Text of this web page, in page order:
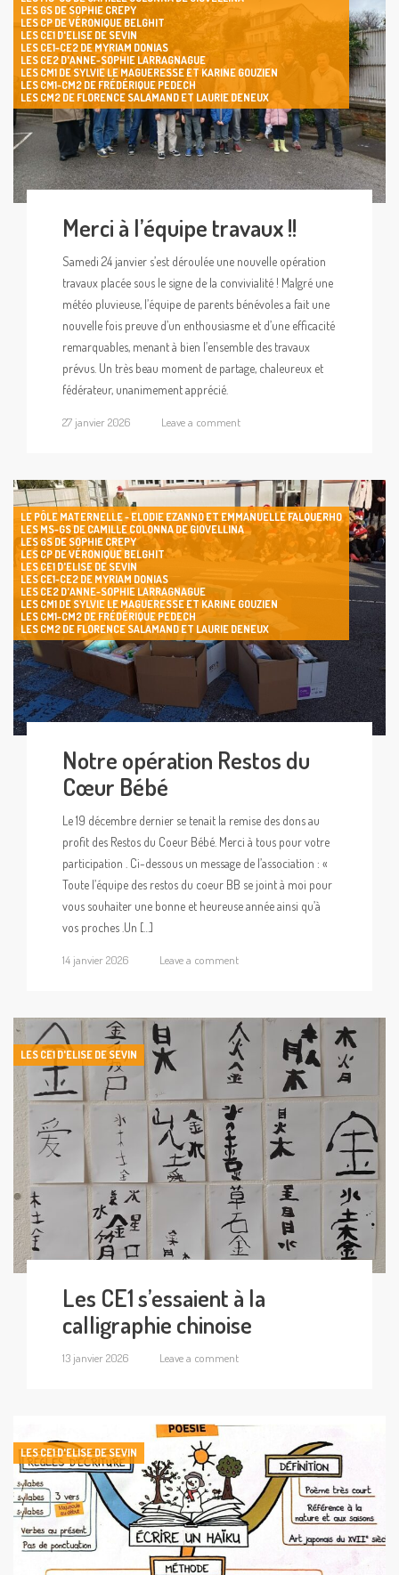
LES GS DE SOPHIE CREPY
LES CP DE VÉRONIQUE BELGHIT
LES CE1 D'ELISE DE SEVIN
LES CE1-CE2 DE MYRIAM DONIAS
LES CE2 D'ANNE-SOPHIE LARRAGNAGUE
LES CM1 DE SYLVIE LE MAGUERESSE ET KARINE GOUZIEN
LES CM1-CM2 DE FRÉDÉRIQUE PEDECH
LES CM2 DE FLORENCE SALAMAND ET LAURIE DENEUX
Merci à l’équipe travaux !!
Samedi 24 janvier s’est déroulée une nouvelle opération
travaux placée sous le signe de la convivialité ! Malgré une
météo pluvieuse, l’équipe de parents bénévoles a fait une
nouvelle fois preuve d’un enthousiasme et d’une efficacité
remarquables, menant à bien l’ensemble des travaux
prévus. Un très beau moment de partage, chaleureux et
fédérateur, unanimement apprécié.
27 janvier 2026 Leave a comment
LE PÔLE MATERNELLE - ELODIE EZANNO ET EMMANUELLE FALQUERHO
LES MS-GS DE CAMILLE COLONNA DE GIOVELLINA
LES GS DE SOPHIE CREPY
LES CP DE VÉRONIQUE BELGHIT
LES CE1 D'ELISE DE SEVIN
LES CE1-CE2 DE MYRIAM DONIAS
LES CE2 D'ANNE-SOPHIE LARRAGNAGUE
LES CM1 DE SYLVIE LE MAGUERESSE ET KARINE GOUZIEN
LES CM1-CM2 DE FRÉDÉRIQUE PEDECH
LES CM2 DE FLORENCE SALAMAND ET LAURIE DENEUX
Notre opération Restos du
Cœur Bébé
Le 19 décembre dernier se tenait la remise des dons au
profit des Restos du Coeur Bébé. Merci à tous pour votre
participation . Ci-dessous un message de l’association : «
Toute l’équipe des restos du coeur BB se joint à moi pour
vous souhaiter une bonne et heureuse année ainsi qu’à
vos proches .Un […]
14 janvier 2026 Leave a comment
LES CE1 D'ELISE DE SEVIN
Les CE1 s’essaient à la
calligraphie chinoise
13 janvier 2026 Leave a comment
LES CE1 D'ELISE DE SEVIN